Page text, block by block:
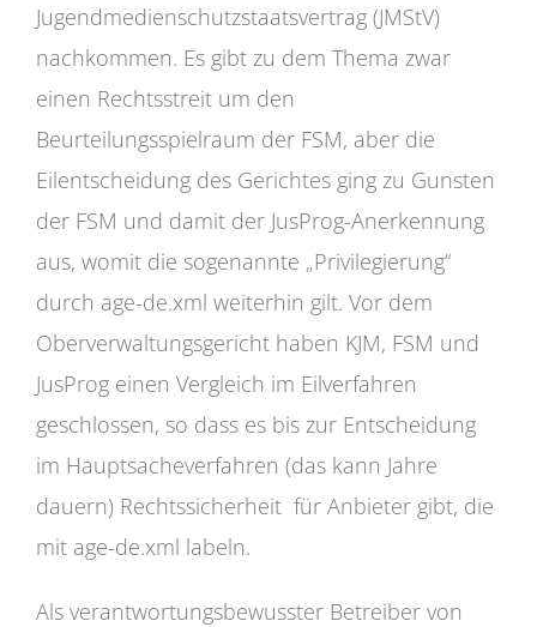
Jugendmedienschutzstaatsvertrag (JMStV)
nachkommen. Es gibt zu dem Thema zwar
einen Rechtsstreit um den
Beurteilungsspielraum der FSM, aber die
Eilentscheidung des Gerichtes ging zu Gunsten
der FSM und damit der JusProg-Anerkennung
aus, womit die sogenannte „Privilegierung“
durch age-de.xml weiterhin gilt. Vor dem
Oberverwaltungsgericht haben KJM, FSM und
JusProg einen Vergleich im Eilverfahren
geschlossen, so dass es bis zur Entscheidung
im Hauptsacheverfahren (das kann Jahre
dauern) Rechtssicherheit für Anbieter gibt, die
mit age-de.xml labeln.
Als verantwortungsbewusster Betreiber von